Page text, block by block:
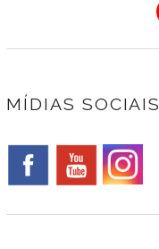
MÍDIAS SOCIAIS